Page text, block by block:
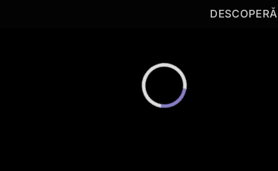
DESCOPERĂ